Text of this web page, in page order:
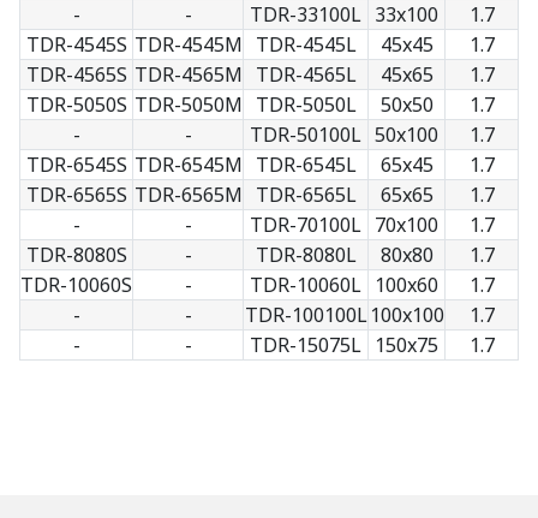
-
- TDR-33100L 33x100
1.7
TDR-4545S TDR-4545M TDR-4545L 45x45
1.7
TDR-4565S TDR-4565M TDR-4565L 45x65
1.7
TDR-5050S TDR-5050M TDR-5050L 50x50
1.7
-
- TDR-50100L 50x100
1.7
TDR-6545S TDR-6545M TDR-6545L 65x45
1.7
TDR-6565S TDR-6565M TDR-6565L 65x65
1.7
-
- TDR-70100L 70x100
1.7
TDR-8080S
- TDR-8080L 80x80
1.7
TDR-10060S
- TDR-10060L 100x60
1.7
-
- TDR-100100L 100x100
1.7
-
- TDR-15075L 150x75 1.7